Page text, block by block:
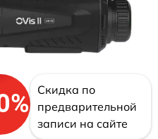
Скидка по
предварительной
записи на сайте